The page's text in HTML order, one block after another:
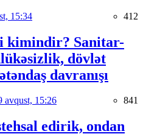
15:34 412
kimindir? Sanitar-
dövlət
davranışı
avqust, 15:26 841
edirik, ondan